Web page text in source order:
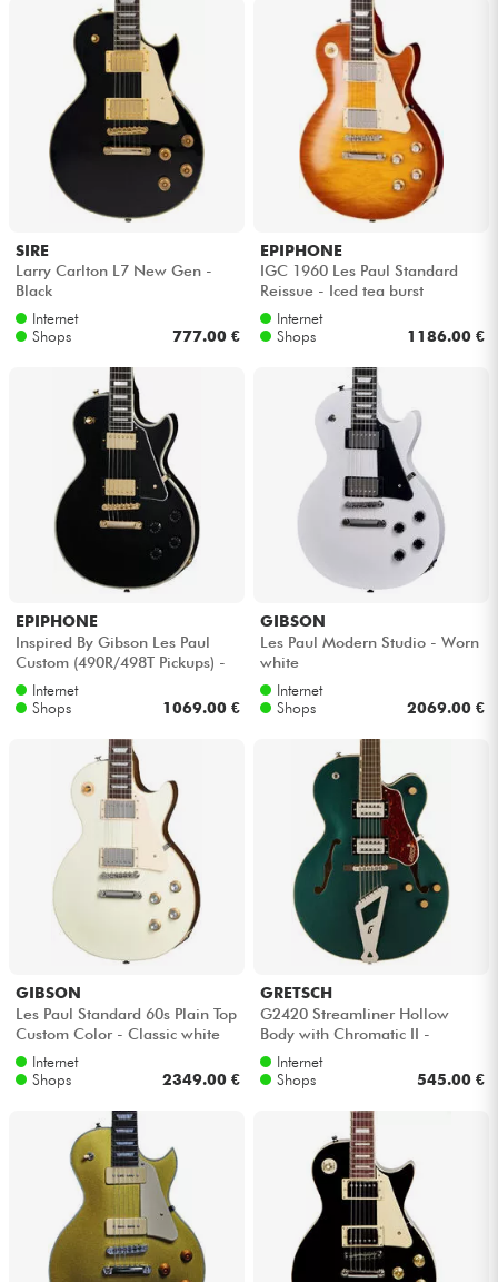
SIRE
Larry Carlton L7 New Gen -
Black
Internet
Shops
777.00 €
EPIPHONE
IGC 1960 Les Paul Standard
Reissue - Iced tea burst
Internet
Shops
1186.00 €
EPIPHONE
Inspired By Gibson Les Paul
Custom (490R/498T Pickups) -
EbonyInternet
Shops
1069.00 €
GIBSON
Les Paul Modern Studio - Worn
white
Internet
Shops
2069.00 €
GIBSON
Les Paul Standard 60s Plain Top
Custom Color - Classic white
Internet
Shops
2349.00 €
GRETSCH
G2420 Streamliner Hollow
Body with Chromatic II -
Cadillac green
Internet
Shops
545.00 €